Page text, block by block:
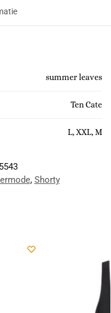
summer leaves
Ten Cate
L, XXL, M
, Shorty